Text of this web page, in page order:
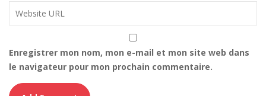
Enregistrer mon nom, mon e-mail et mon site web dans
le navigateur pour mon prochain commentaire.